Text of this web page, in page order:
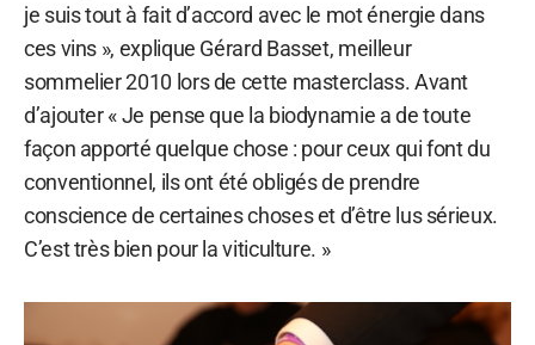
je suis tout à fait d’accord avec le mot énergie dans
ces vins », explique Gérard Basset, meilleur
sommelier 2010 lors de cette masterclass. Avant
d’ajouter « Je pense que la biodynamie a de toute
façon apporté quelque chose : pour ceux qui font du
conventionnel, ils ont été obligés de prendre
conscience de certaines choses et d’être lus sérieux.
C’est très bien pour la viticulture. »